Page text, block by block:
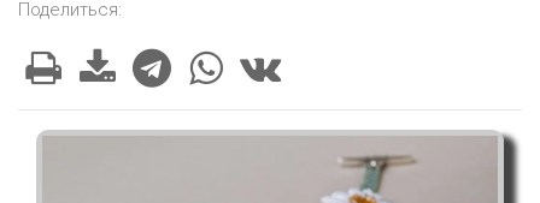
Поделиться: